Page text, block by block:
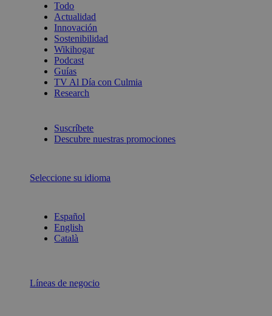
Todo
Actualidad
Innovación
Sostenibilidad
Wikihogar
Podcast
Guías
TV Al Día con Culmia
Research
Suscríbete
Descubre nuestras promociones
Seleccione su idioma
Español
English
Català
Líneas de negocio